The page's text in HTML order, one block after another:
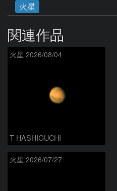
火星
関連作品
火星 2026/08/04
T-HASHIGUCHI
火星 2026/07/27